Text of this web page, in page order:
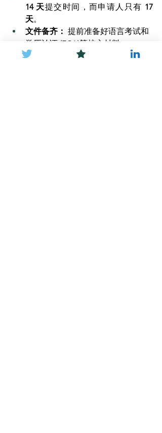
14 天提交时间，而申请人只有 17
天。
文件备齐： 提前准备好语言考试和
学历认证 (ECA)等核心材料。
PNP 省提名